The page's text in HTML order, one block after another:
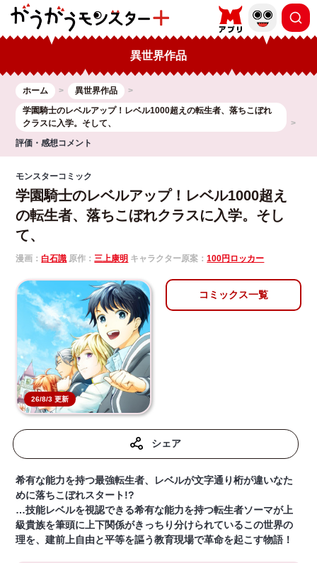
異世界作品
ホーム
異世界作品
学園騎士のレベルアップ！レベル1000超えの転生者、落ちこぼれ
クラスに入学。そして、
評価・感想コメント
モンスターコミック
学園騎士のレベルアップ！レベル1000超え
の転生者、落ちこぼれクラスに入学。そし
て、
漫画：白石識 原作： 三上康明 キャラクター原案：100円ロッカー
26/8/3 更新
コミックス一覧
シェア
希有な能力を持つ最強転生者、レベルが文字通り桁が違いなた
めに落ちこぼれスタート!?
…技能レベルを視認できる希有な能力を持つ転生者ソーマが上
級貴族を筆頭に上下関係がきっちり分けられているこの世界の
理を、建前上自由と平等を謳う教育現場で革命を起こす物語！